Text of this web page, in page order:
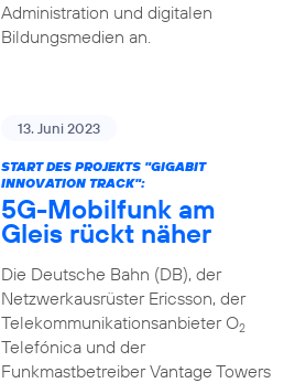
Administration und digitalen
Bildungsmedien an.
13. Juni 2023
START DES PROJEKTS "GIGABIT
INNOVATION TRACK":
5G-Mobilfunk am
Gleis rückt näher
Die Deutsche Bahn (DB), der
Netzwerkausrüster Ericsson, der
Telekommunikationsanbieter O2
Telefónica und der
Funkmastbetreiber Vantage Towers